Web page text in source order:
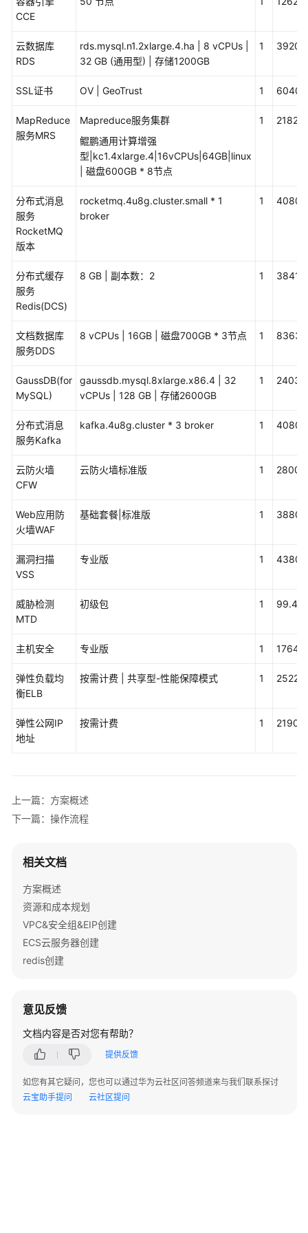
决
案
为
政
务
解
决
方
案
云
基
华
政
务
数
据
决
方
北
软
件
慧
仲
解
决
案
国
中
天
测
系
统
决
方
案
案
概
述
源
成
本
划
CCE
云数据库
RDS
rds.mysql.n1.2xlarge.4.ha | 8 vCPUs |
32 GB (通用型) | 存储1200GB
1 39200
SSL证书 OV | GeoTrust 1
MapReduce
服务MRS
Mapreduce服务集群
鲲鹏通用计算增强
型|kc1.4xlarge.4|16vCPUs|64GB|linux
| 磁盘600GB * 8节点
1
分布式消息
服务
RocketMQ
版本
rocketmq.4u8g.cluster.small * 1
broker
1 40800
分布式缓存
服务
Redis(DCS)
8 GB | 副本数：2 1 3841.6
文档数据库
服务DDS
8 vCPUs | 16GB | 磁盘700GB * 3节点 1
GaussDB(for
MySQL)
gaussdb.mysql.8xlarge.x86.4 | 32
vCPUs | 128 GB | 存储2600GB
1
分布式消息
服务Kafka
kafka.4u8g.cluster * 3 broker 1 40800
云防火墙
CFW
云防火墙标准版 1 28000
Web应用防
火墙WAF
基础套餐|标准版 1 38800
漏洞扫描
VSS
专业版 1 4380
威胁检测
MTD
初级包 1 99.46
主机安全 专业版 1
弹性负载均
衡ELB
按需计费 | 共享型-性能保障模式 1
弹性公网IP
地址
按需计费 1 21900
上一篇：方案概述
下一篇：操作流程
相关文档
方案概述
资源和成本规划
VPC&安全组&EIP创建
ECS云服务器创建
redis创建
意见反馈
文档内容是否对您有帮助？
提供反馈
如您有其它疑问，您也可以通过华为云社区问答频道来与我们联系探讨
云宝助手提问
云社区提问